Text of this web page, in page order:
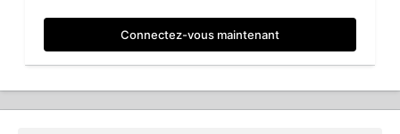
Connectez-vous maintenant